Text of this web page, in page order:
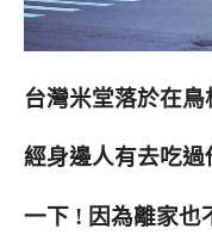
台灣米堂落於在鳥
經身邊人有去吃
一下 ! 因為離家也